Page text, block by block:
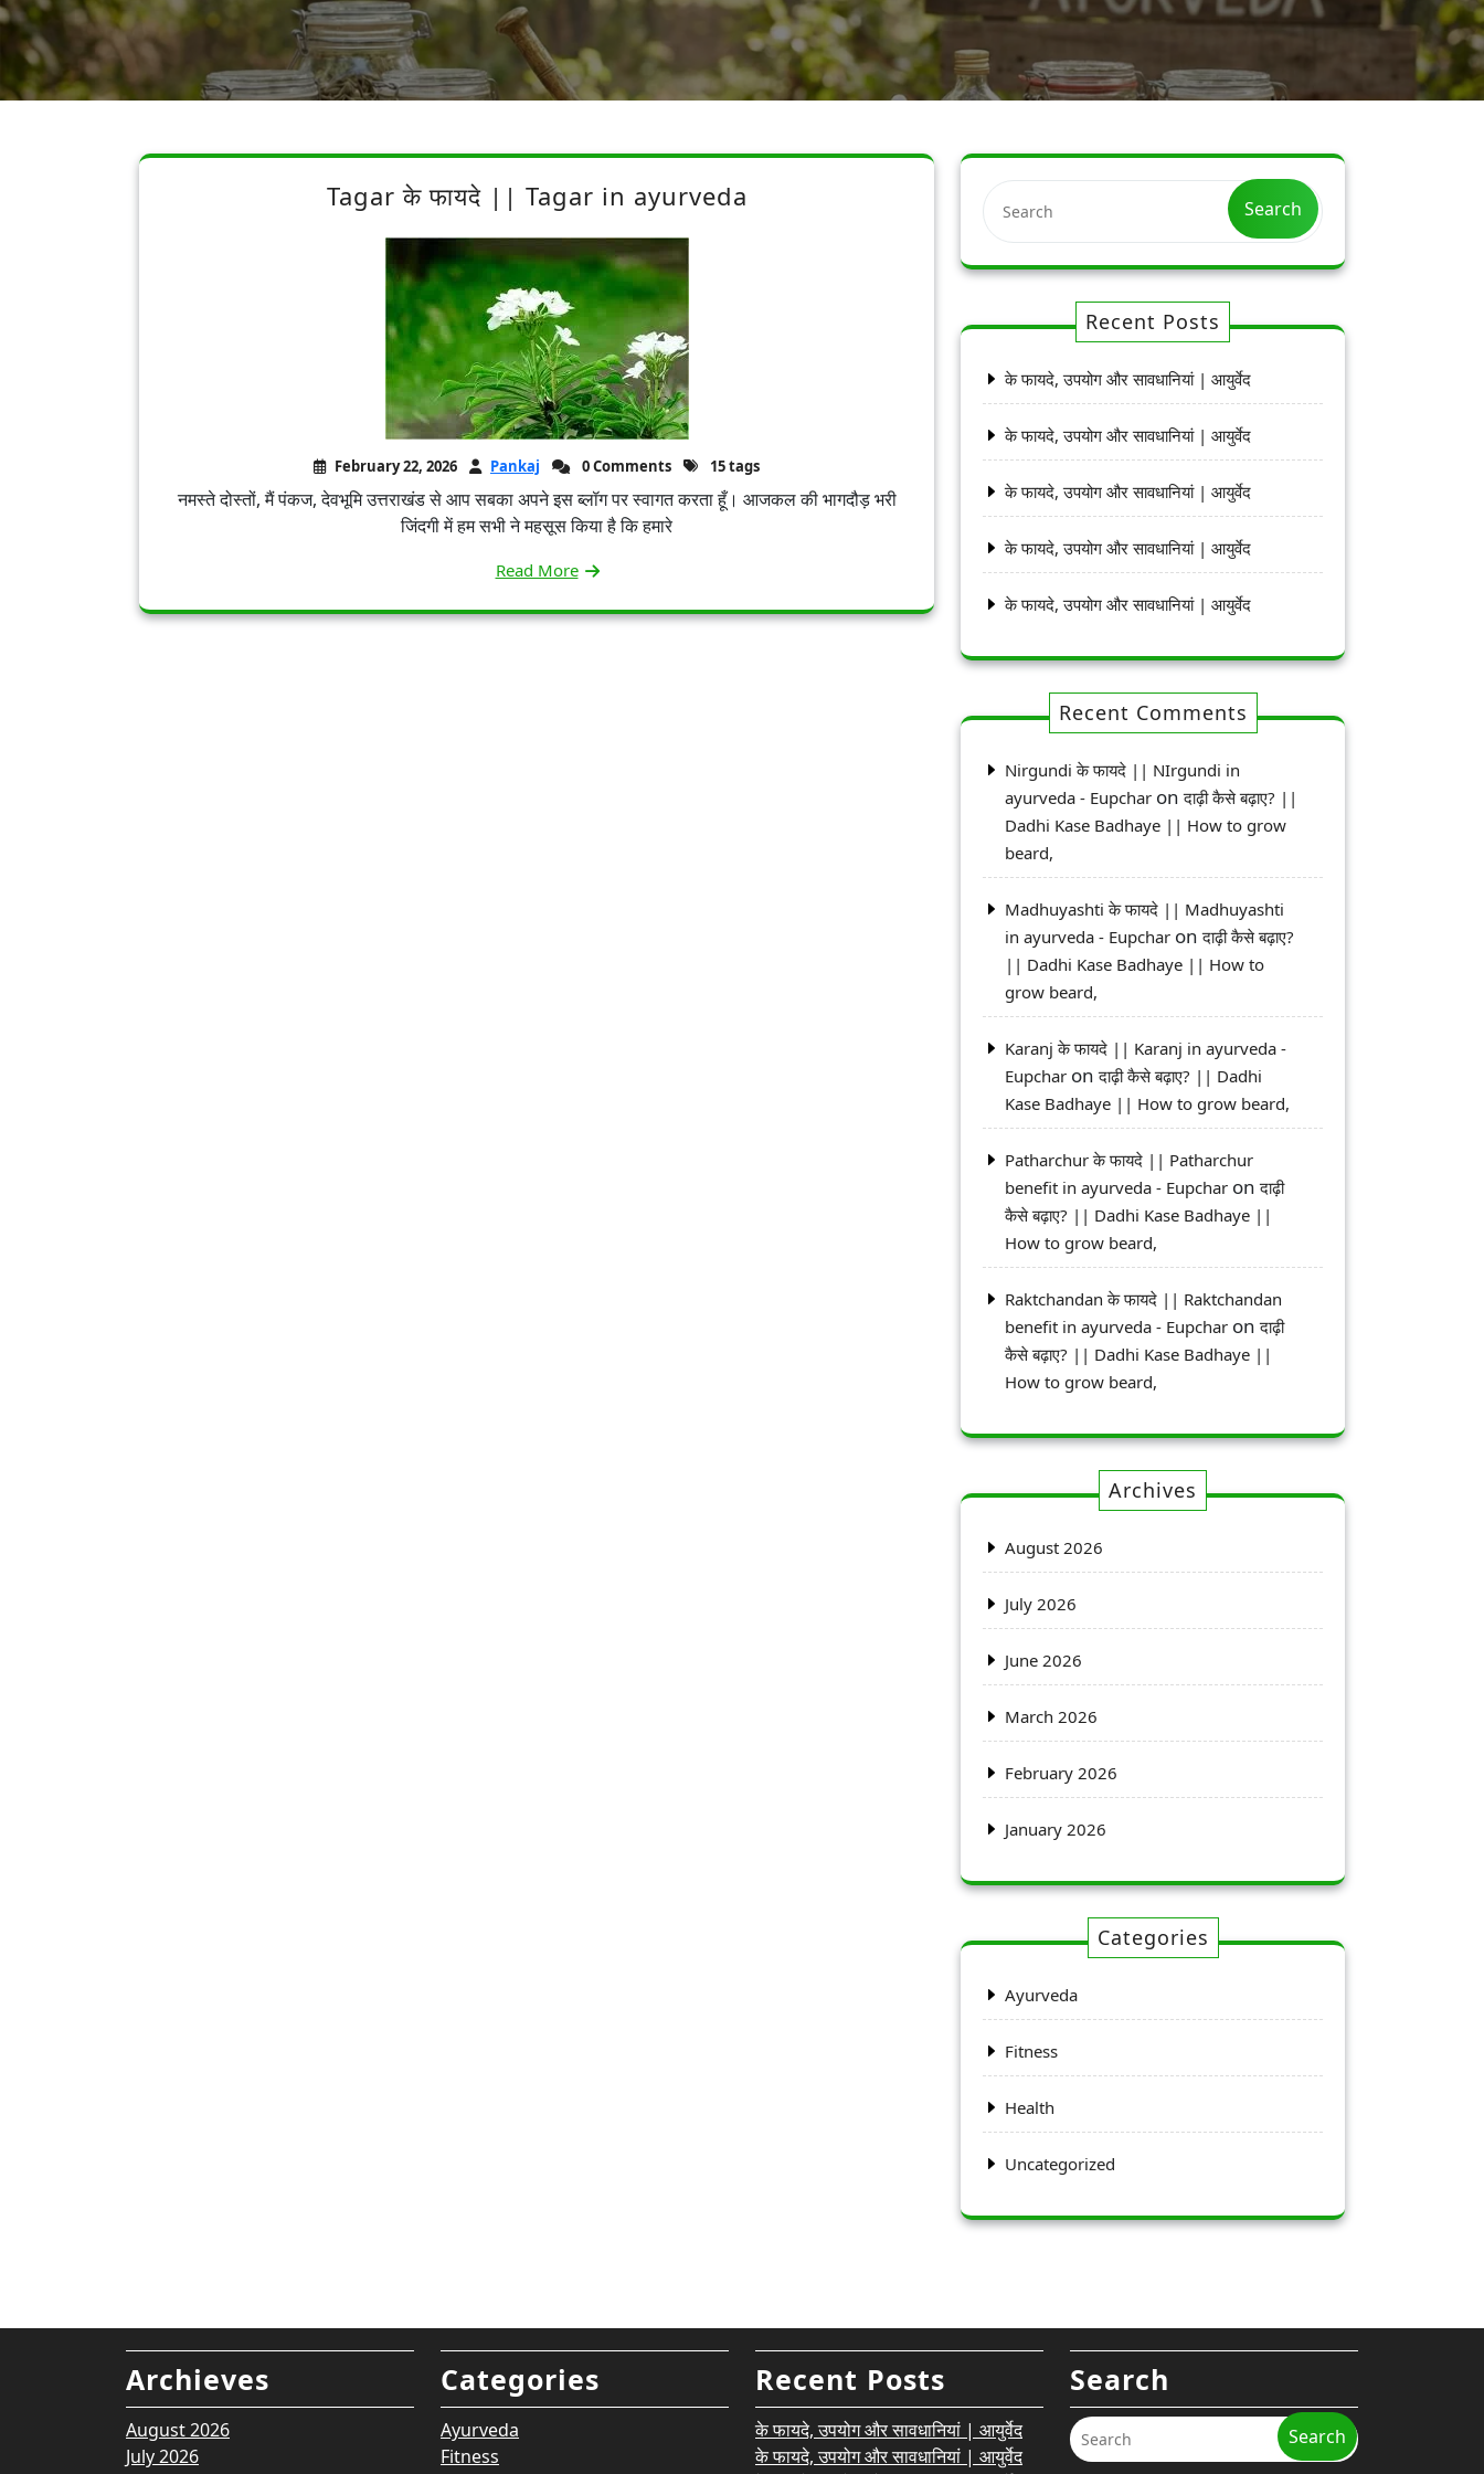
Tagar के फायदे || Tagar in ayurveda
February 22, 2026 Pankaj 0 Comments 15 tags
नमस्ते दोस्तों, मैं पंकज, देवभूमि उत्तराखंड से आप सबका अपने इस ब्लॉग पर स्वागत करता हूँ। आजकल की भागदौड़ भरी
जिंदगी में हम सभी ने महसूस किया है कि हमारे
Read More
Search
Recent Posts
के फायदे, उपयोग और सावधानियां | आयुर्वेद
के फायदे, उपयोग और सावधानियां | आयुर्वेद
के फायदे, उपयोग और सावधानियां | आयुर्वेद
के फायदे, उपयोग और सावधानियां | आयुर्वेद
के फायदे, उपयोग और सावधानियां | आयुर्वेद
Recent Comments
Nirgundi के फायदे || NIrgundi in
ayurveda - Eupchar onदाढ़ी कैसे बढ़ाए? ||
Dadhi Kase Badhaye || How to grow
beard,
Madhuyashti के फायदे || Madhuyashti
in ayurveda - Eupchar onदाढ़ी कैसे बढ़ाए?
|| Dadhi Kase Badhaye || How to
grow beard,
Karanj के फायदे || Karanj in ayurveda -
Eupchar onदाढ़ी कैसे बढ़ाए? || Dadhi
Kase Badhaye || How to grow beard,
Patharchur के फायदे || Patharchur
benefit in ayurveda - Eupchar onदाढ़ी
कैसे बढ़ाए? || Dadhi Kase Badhaye ||
How to grow beard,
Raktchandan के फायदे || Raktchandan
benefit in ayurveda - Eupchar onदाढ़ी
कैसे बढ़ाए? || Dadhi Kase Badhaye ||
How to grow beard,
Archives
August 2026
July 2026
June 2026
March 2026
February 2026
January 2026
Categories
Ayurveda
Fitness
Health
Uncategorized
Archieves
August 2026
July 2026
Categories
Ayurveda
Fitness
Recent Posts
के फायदे, उपयोग और सावधानियां | आयुर्वेद
के फायदे, उपयोग और सावधानियां | आयुर्वेद
Search
Search